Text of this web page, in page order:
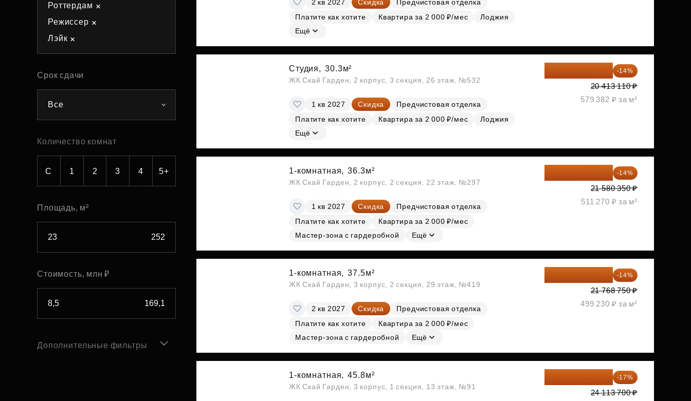
Субсидии
Роттердам
Режиссер
Лэйк
Срок сдачи
Все
Количество комнат
С 1 2 3 4 5+
Площадь, м²
Стоимость, млн ₽
Дополнительные фильтры
2 кв 2027 Скидка
Предчистовая отделка
Платите как хотите
Квартира за 2 000 ₽/мес
Лоджия
Ещё
Студия, 30.3м²
ЖК Скай Гарден, 2 корпус, 3 секция, 26 этаж, №532
1 кв 2027 Скидка
Предчистовая отделка
Платите как хотите
Квартира за 2 000 ₽/мес
Лоджия
Ещё
-14%
20 413 110 ₽
579 382 ₽ за м²
1-комнатная, 36.3м²
ЖК Скай Гарден, 2 корпус, 2 секция, 22 этаж, №297
1 кв 2027 Скидка
Предчистовая отделка
Платите как хотите
Квартира за 2 000 ₽/мес
Мастер-зона с гардеробной
Ещё
-14%
21 580 350 ₽
511 270 ₽ за м²
1-комнатная, 37.5м²
ЖК Скай Гарден, 3 корпус, 2 секция, 29 этаж, №419
2 кв 2027 Скидка
Предчистовая отделка
Платите как хотите
Квартира за 2 000 ₽/мес
Мастер-зона с гардеробной
Ещё
-14%
21 768 750 ₽
499 230 ₽ за м²
1-комнатная, 45.8м²
ЖК Скай Гарден, 3 корпус, 1 секция, 13 этаж, №91
-17%
24 113 700 ₽